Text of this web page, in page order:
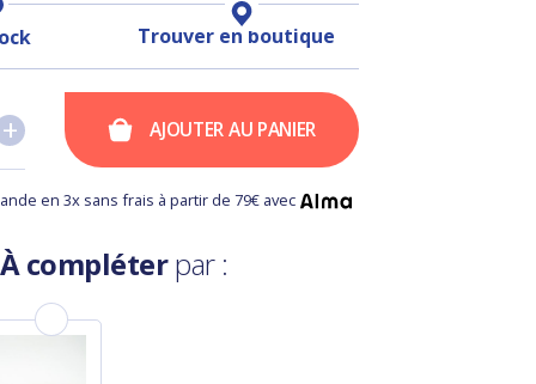
Trouver en boutique
+
+ AJOUTER AU PANIER
en 3x sans frais à partir de 79€ avec
À compléterpar :